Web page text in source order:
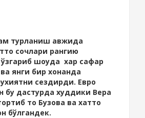
турланиш авжида
сочлари рангию
шоуда хар сафар
янги бир хонанда
сездирди. Евро
бу дастурда худдики Вера
то Бузова ва хатто
бўлгандек.